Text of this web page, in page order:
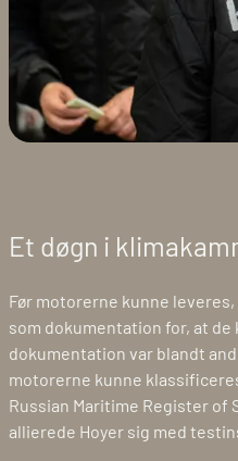
Et døgn i
Før motorerne kunne
som dokumentation for, at de
dokumentation var blandt
motorerne kunne
Russian Maritime Register of
allierede Hoyer sig med